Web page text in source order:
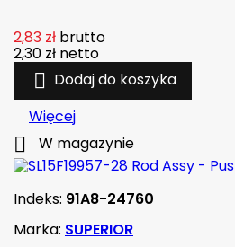
2,83 zł brutto
2,30 zł netto
 Dodaj do koszyka
Więcej
 W magazynie
Indeks: 91A8-24760
Marka: SUPERIOR